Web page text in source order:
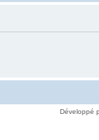
Développé